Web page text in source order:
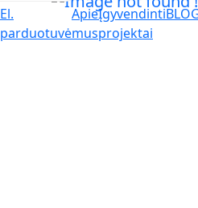
El.
parduotuvė
Apie
mus
Įgyvendinti
projektai